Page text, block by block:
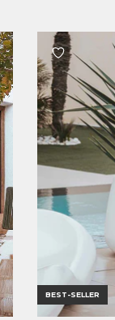
BEST-SELLER